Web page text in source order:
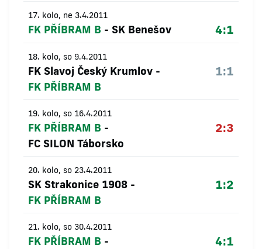
17. kolo, ne 3.4.2011
FK PŘÍBRAM B - SK Benešov 4:1
18. kolo, so 9.4.2011
FK Slavoj Český Krumlov -
FK PŘÍBRAM B
1:1
19. kolo, so 16.4.2011
FK PŘÍBRAM B -
FC SILON Táborsko
2:3
20. kolo, so 23.4.2011
SK Strakonice 1908 -
FK PŘÍBRAM B
1:2
21. kolo, so 30.4.2011
FK PŘÍBRAM B -
4:1